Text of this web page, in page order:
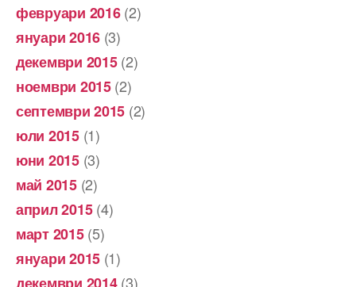
февруари 2016(2)
януари 2016 (3)
декември 2015(2)
ноември 2015(2)
септември 2015 (2)
юли 2015(1)
юни 2015(3)
май 2015(2)
април 2015(4)
март 2015(5)
януари 2015 (1)
(3)